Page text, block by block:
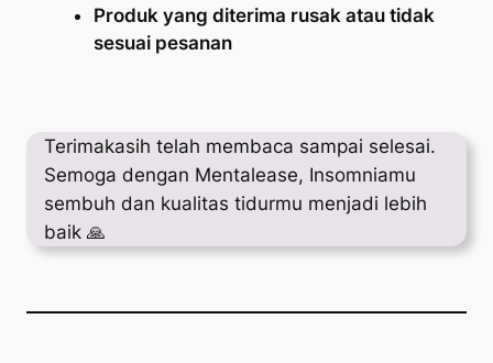
Produk yang diterima rusak atau tidak
sesuai pesanan
Terimakasih telah membaca sampai selesai.
Semoga dengan Mentalease, Insomniamu
sembuh dan kualitas tidurmu menjadi lebih
baik 🙏